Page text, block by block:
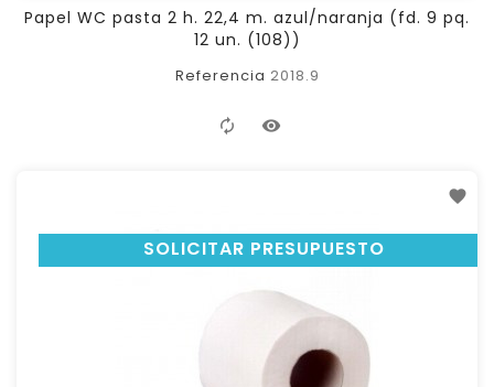
Papel WC pasta 2 h. 22,4 m. azul/naranja (fd. 9 pq.
12 un. (108))
Referencia 2018.9
SOLICITAR PRESUPUESTO